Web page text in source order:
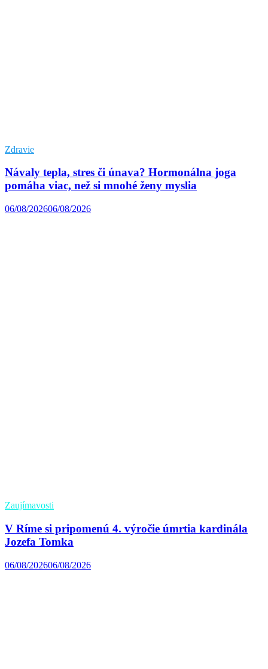
Zdravie
Návaly tepla, stres či únava? Hormonálna joga
pomáha viac, než si mnohé ženy myslia
06/08/202606/08/2026
Zaujímavosti
V Ríme si pripomenú 4. výročie úmrtia kardinála
Jozefa Tomka
06/08/202606/08/2026